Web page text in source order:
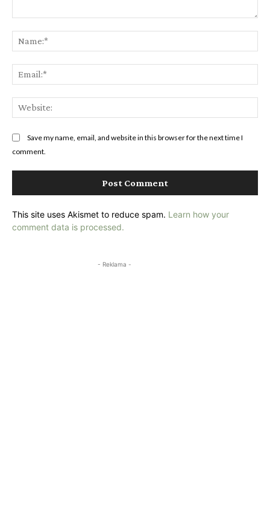
Save my name, email, and website in this browser for the next time I
comment.
This site uses Akismet to reduce spam. Learn how your
comment data is processed.
- Reklama -